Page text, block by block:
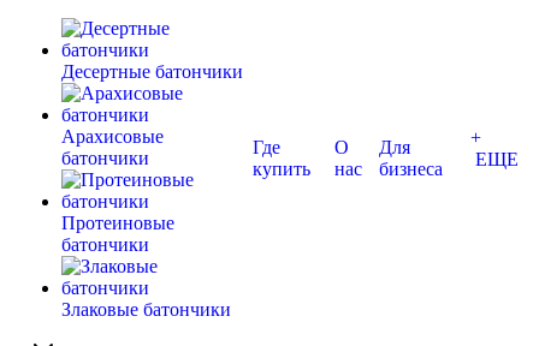
Десертные батончики
Арахисовые
батончики
Протеиновые
батончики
Злаковые батончики
Где
купить
О
нас
Для
бизнеса
+
ЕЩЕ